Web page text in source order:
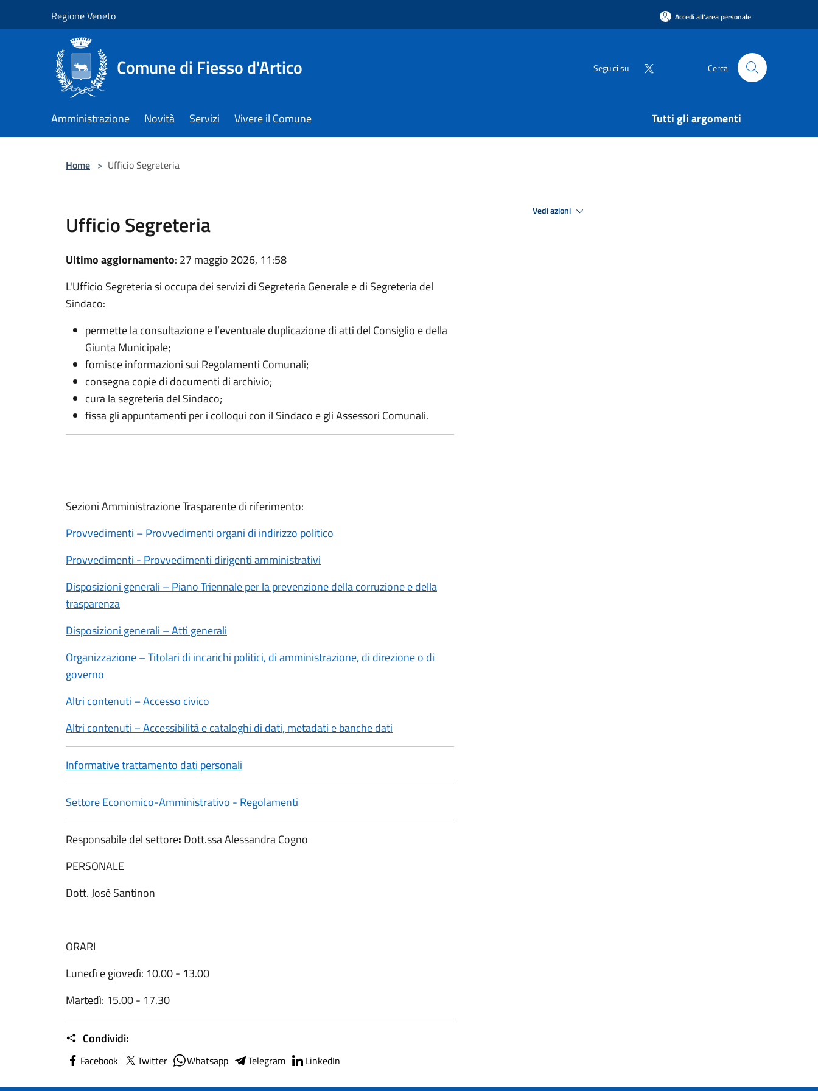
Regione Veneto Accedi all'area personale
Comune di Fiesso d'Artico Seguici su Cerca
Amministrazione Novità Servizi Vivere il Comune Tutti gli argomenti
Home > Ufficio Segreteria
Ufficio Segreteria
Ultimo aggiornamento: 27 maggio 2026, 11:58
L'Ufficio Segreteria si occupa dei servizi di Segreteria Generale e di Segreteria del
Sindaco:
permette la consultazione e l’eventuale duplicazione di atti del Consiglio e della
Giunta Municipale;
fornisce informazioni sui Regolamenti Comunali;
consegna copie di documenti di archivio;
cura la segreteria del Sindaco;
fissa gli appuntamenti per i colloqui con il Sindaco e gli Assessori Comunali.
Sezioni Amministrazione Trasparente di riferimento:
Provvedimenti – Provvedimenti organi di indirizzo politico
Provvedimenti - Provvedimenti dirigenti amministrativi
Disposizioni generali – Piano Triennale per la prevenzione della corruzione e della
trasparenza
Disposizioni generali – Atti generali
Organizzazione – Titolari di incarichi politici, di amministrazione, di direzione o di
governo
Altri contenuti – Accesso civico
Altri contenuti – Accessibilità e cataloghi di dati, metadati e banche dati
Informative trattamento dati personali
Settore Economico-Amministrativo - Regolamenti
Responsabiledelsettore: Dott.ssa Alessandra Cogno
PERSONALE
Dott. Josè Santinon
ORARI
Lunedì e giovedì: 10.00 - 13.00
Martedì: 15.00 - 17.30
Condividi:
Facebook Twitter Whatsapp Telegram LinkedIn
Vedi azioni